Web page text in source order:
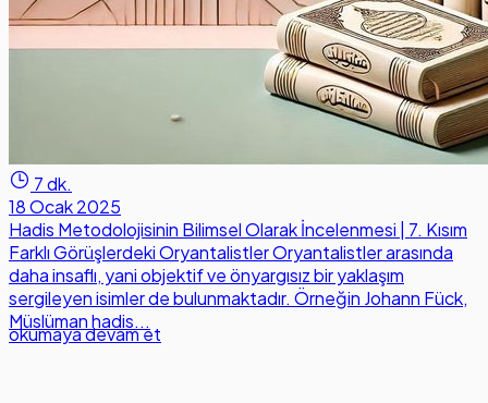
7 dk.
18 Ocak 2025
Hadis Metodolojisinin Bilimsel Olarak İncelenmesi | 7. Kısım
Farklı Görüşlerdeki Oryantalistler Oryantalistler arasında
daha insaflı, yani objektif ve önyargısız bir yaklaşım
sergileyen isimler de bulunmaktadır. Örneğin Johann Fück,
Müslüman hadis...
okumaya devam et